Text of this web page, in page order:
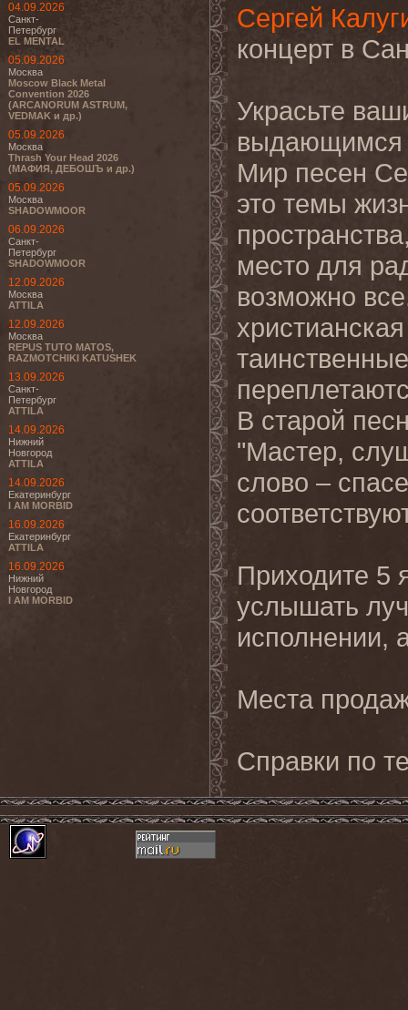
04.09.2026
Санкт-
Петербург
EL MENTAL
05.09.2026
Москва
Moscow Black Metal
Convention 2026
(ARCANORUM ASTRUM,
VEDMAK и др.)
05.09.2026
Москва
Thrash Your Head 2026
(МАФИЯ, ДЕБОШЪ и др.)
05.09.2026
Москва
SHADOWMOOR
06.09.2026
Санкт-
Петербург
SHADOWMOOR
12.09.2026
Москва
ATTILA
12.09.2026
Москва
REPUS TUTO MATOS,
RAZMOTCHIKI KATUSHEK
13.09.2026
Санкт-
Петербург
ATTILA
14.09.2026
Нижний
Новгород
ATTILA
14.09.2026
Екатеринбург
I AM MORBID
16.09.2026
Екатеринбург
ATTILA
16.09.2026
Нижний
Новгород
I AM MORBID
Сергей
концерт в
Украсьте
выдающимся
Мир песен
это темы
место для
возможно
В старой
"Мастер,
слово –
Приходите 5
услышать
исполнении,
Места
Справки по